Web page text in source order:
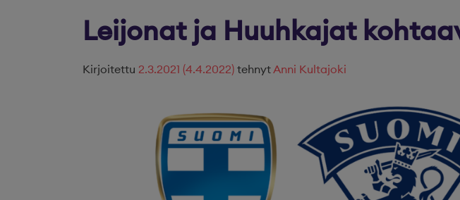
Leijonat ja Huuhkajat
Kirjoitettu 2.3.2021 (4.4.2022) tehnytAnni Kultajoki